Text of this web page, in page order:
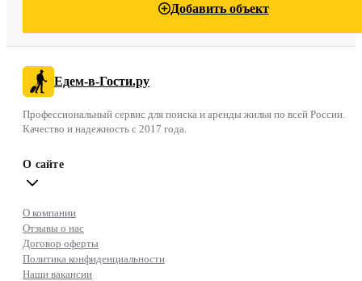
Добавить объект
Едем-в-Гости.ру
Профессиональный сервис для поиска и аренды жилья по всей России.
Качество и надежность с 2017 года.
О сайте
О компании
Отзывы о нас
Договор оферты
Политика конфиденциальности
Наши вакансии